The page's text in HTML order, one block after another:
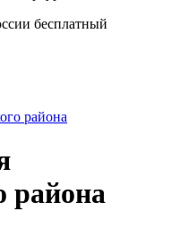
бесплатный
района
района